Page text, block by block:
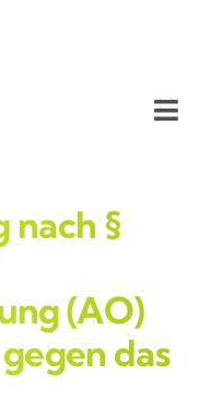
nach §
(AO)
das